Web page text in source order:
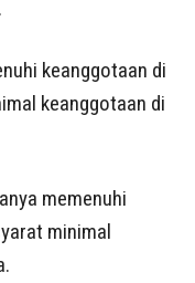
keanggotaan di
keanggotaan di
memenuhi
minimal